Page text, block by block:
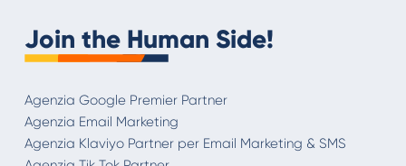
Join the Human Side!
Agenzia Google Premier Partner
Agenzia Email Marketing
Agenzia Klaviyo Partner per Email Marketing & SMS